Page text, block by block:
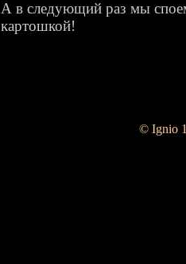
А в следующий раз мы
картошкой!
© Ignio